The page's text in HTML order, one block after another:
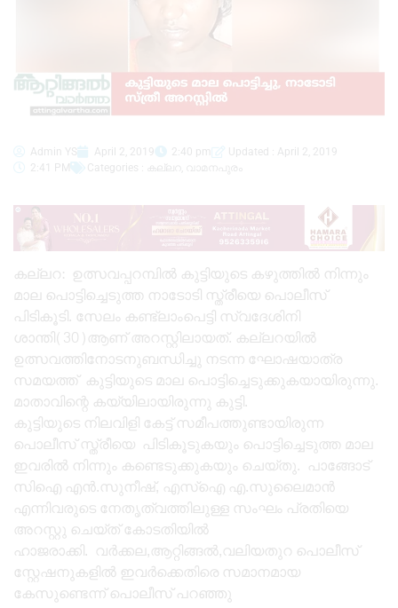
Admin YS April 2, 2019 2:40 pm
Updated : April 2, 2019
2:41 PM
Categories : കല്ലറ വാമനപുരം
കല്ലറ: ഉത്സവപ്പറമ്പിൽ കുട്ടിയുടെ കഴുത്തിൽ നിന്നും
മാല പൊട്ടിച്ചെടുത്ത നാടോടി സ്ത്രീയെ പൊലീസ്
പിടികൂടി. സേലം കണ്ട്‍ലാംപെട്ടി സ്വദേശിനി
ശാന്തി(30)ആണ് അറസ്റ്റിലായത്. കല്ലറയിൽ
ഉത്സവത്തിനോടനുബന്ധിച്ചു നടന്ന ഘോഷയാത്ര
സമയത്ത് കുട്ടിയുടെ മാല പൊട്ടിച്ചെടുക്കുകയായിരുന്നു.
മാതാവിന്റെ കയ്യിലായിരുന്നു കുട്ടി.
കുട്ടിയുടെ നിലവിളി കേട്ട് സമീപത്തുണ്ടായിരുന്ന
പൊലീസ് സ്ത്രീയെ പിടികൂടുകയും പൊട്ടിച്ചെടുത്ത മാല
ഇവരിൽ നിന്നും കണ്ടെടുക്കുകയും ചെയ്തു. പാങ്ങോട്
സിഐ എൻ.സുനീഷ്, എസ്ഐ എ.സുലൈമാൻ
എന്നിവരുടെ നേതൃത്വത്തിലുള്ള സംഘം പ്രതിയെ
അറസ്റ്റു ചെയ്ത് കോടതിയിൽ
ഹാജരാക്കി. വർക്കല,ആറ്റിങ്ങൽ,വലിയതുറ പൊലീസ്
സ്റ്റേഷനുകളിൽ ഇവർക്കെതിരെ സമാനമായ
കേസുണ്ടെന്ന് പൊലീസ് പറഞ്ഞു